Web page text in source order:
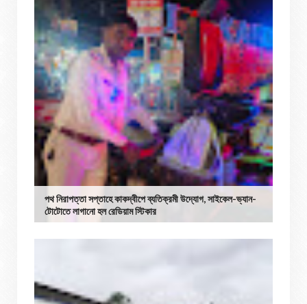
পথ নিরাপত্তা সপ্তাহে কাকদ্বীপে ব্যতিক্রমী উদ্যোগ, সাইকেল-ভ্যান-
টোটোতে লাগানো হল রেডিয়াম স্টিকার